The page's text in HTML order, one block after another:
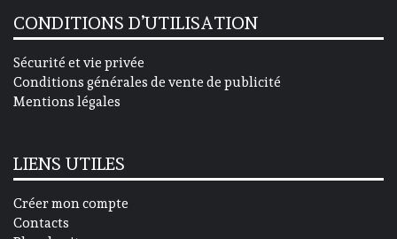
CONDITIONS D’UTILISATION
Sécurité et vie privée
Conditions générales de vente de publicité
Mentions légales
LIENS UTILES
Créer mon compte
Contacts